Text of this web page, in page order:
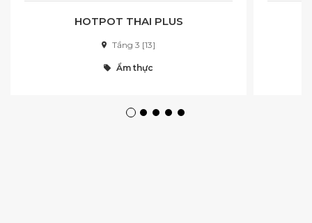
HOTPOT THAI PLUS
Tầng 3 [13]
Ẩm thực